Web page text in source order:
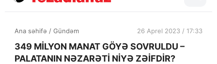
Ana səhifə / Gündəm 26 Aprel 2023 / 17:33
349 MİLYON MANAT GÖYƏ SOVRULDU –
PALATANIN NƏZARƏTİ NİYƏ ZƏİFDİR?